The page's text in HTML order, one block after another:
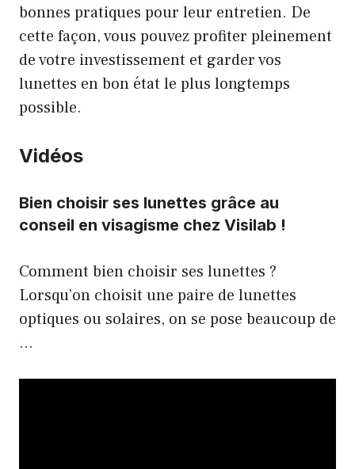
bonnes pratiques pour leur entretien. De
cette façon, vous pouvez profiter pleinement
de votre investissement et garder vos
lunettes en bon état le plus longtemps
possible.
Vidéos
Bien choisir ses lunettes grâce au
conseil en visagisme chez Visilab !
Comment bien choisir ses lunettes ?
Lorsqu’on choisit une paire de lunettes
optiques ou solaires, on se pose beaucoup de
…